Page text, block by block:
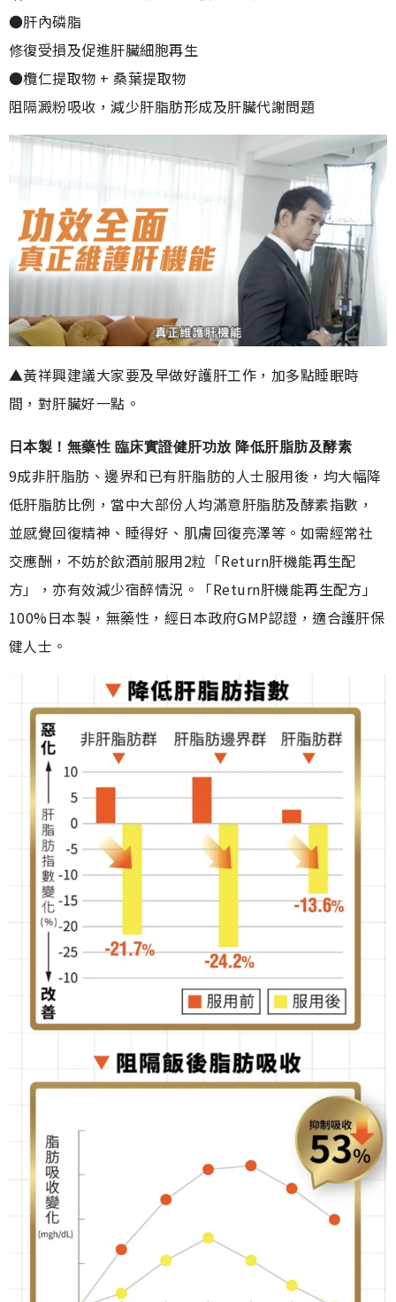
●肝內磷脂
修復受損及促進肝臟細胞再生
●欖仁提取物 + 桑葉提取物
阻隔澱粉吸收，減少肝脂肪形成及肝臟代謝問題
▲黃祥興建議大家要及早做好護肝工作，加多點睡眠時
間，對肝臟好一點。
日本製！無藥性 臨床實證健肝功放 降低肝脂肪及酵素
9成非肝脂肪、邊界和已有肝脂肪的人士服用後，均大幅降
低肝脂肪比例，當中大部份人均滿意肝脂肪及酵素指數，
並感覺回復精神、睡得好、肌膚回復亮澤等。如需經常社
交應酬，不妨於飲酒前服用2粒「Return肝機能再生配
方」，亦有效減少宿醉情況。「Return肝機能再生配方」
100%日本製，無藥性，經日本政府GMP認證，適合護肝保
健人士。